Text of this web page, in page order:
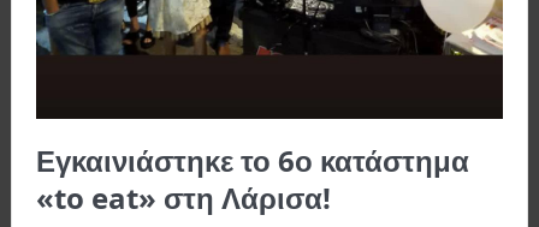
Εγκαινιάστηκε το 6ο κατάστημα
«to eat» στη Λάρισα!